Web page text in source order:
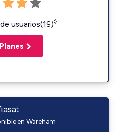
usuarios(19)◊
en Wareham